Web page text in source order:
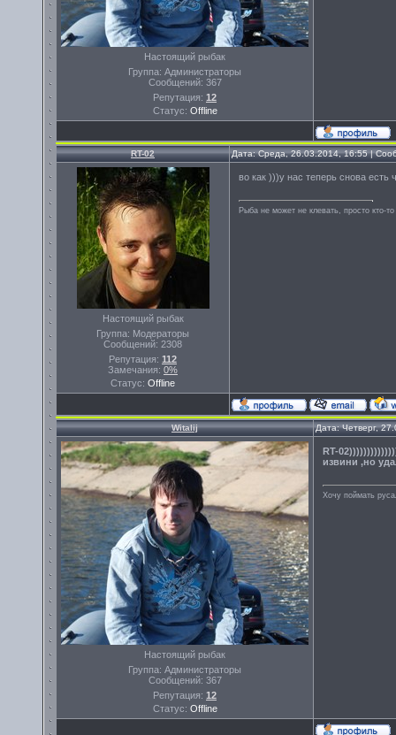
Настоящий рыбак
Группа: Администраторы
Сообщений: 367
Репутация: 12
Статус: Offline
RT-02 Дата: Среда, 26.03.2014, 16:55 |
Настоящий рыбак
Группа: Модераторы
Сообщений: 2308
Репутация: 112
Замечания: 0%
Статус: Offline
во как )))у нас теперь снова
Рыба не может не клевать, просто кто-
Witalij Дата: Четверг,
Настоящий рыбак
Группа: Администраторы
Сообщений: 367
Репутация: 12
Статус: Offline
RT-
извини ,но
Хочу поймать